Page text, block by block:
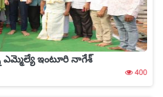
ఎమ్మెల్యే ఇంటూరి నాగేశ్
400